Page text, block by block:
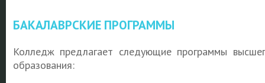
БАКАЛАВРСКИЕ ПРОГРАММЫ
Колледж предлагает следующие программы
образования: